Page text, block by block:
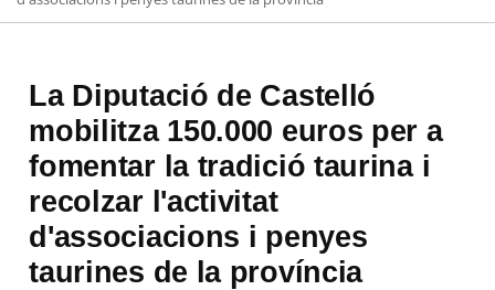
La Diputació de Castelló
mobilitza 150.000 euros per a
fomentar la tradició taurina i
recolzar l'activitat
d'associacions i penyes
taurines de la província